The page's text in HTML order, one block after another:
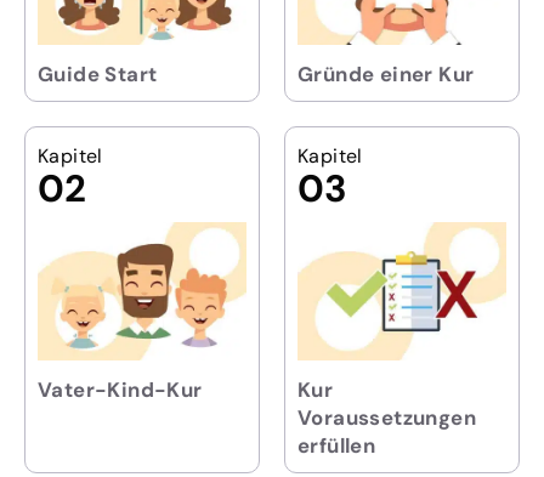
Guide Start Gründe einer Kur
Kapitel
02
Vater-Kind-Kur
Kapitel
03
Kur
Voraussetzungen
erfüllen